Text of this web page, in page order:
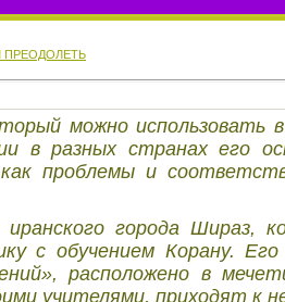
ПРЕОДОЛЕТЬ
можно использовать
в разных странах его
проблемы и
города Шираз,
с обучением Корану.
расположено в
учителями, приходят к